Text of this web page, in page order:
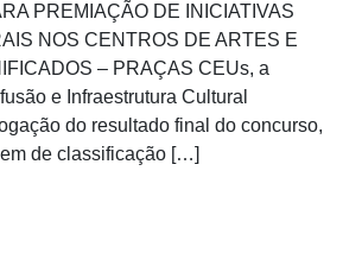
PREMIAÇÃO DE INICIATIVAS
NOS CENTROS DE ARTES E
– PRAÇAS CEUs, a
e Infraestrutura Cultural
do resultado final do concurso,
de classificação […]